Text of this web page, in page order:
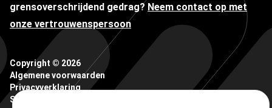
grensoverschrijdend gedrag? Neem contact op met
onze vertrouwenspersoon
Copyright © 2026
Algemene voorwaarden
Privacyverklaring
Sitemap